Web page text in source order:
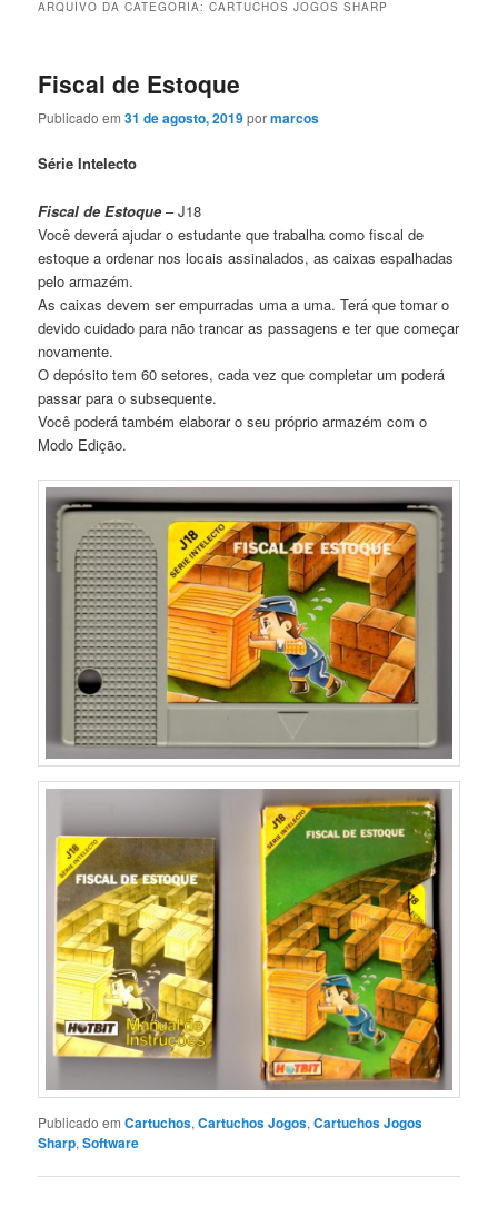
ARQUIVO DA CATEGORIA:CARTUCHOS JOGOS SHARP
Fiscal de Estoque
Publicado em31 de agosto, 2019pormarcos
Série Intelecto
Fiscal de Estoque – J18
Você deverá ajudar o estudante que trabalha como fiscal de
estoque a ordenar nos locais assinalados, as caixas espalhadas
pelo armazém.
As caixas devem ser empurradas uma a uma. Terá que tomar o
devido cuidado para não trancar as passagens e ter que começar
novamente.
O depósito tem 60 setores, cada vez que completar um poderá
passar para o subsequente.
Você poderá também elaborar o seu próprio armazém com o
Modo Edição.
Publicado em Cartuchos,Cartuchos Jogos,Cartuchos Jogos
Sharp,Software